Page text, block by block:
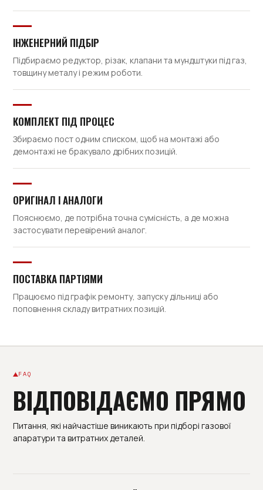
ІНЖЕНЕРНИЙ ПІДБІР
Підбираємо редуктор, різак, клапани та мундштуки під газ,
товщину металу і режим роботи.
КОМПЛЕКТ ПІД ПРОЦЕС
Збираємо пост одним списком, щоб на монтажі або
демонтажі не бракувало дрібних позицій.
ОРИГІНАЛ І АНАЛОГИ
Пояснюємо, де потрібна точна сумісність, а де можна
застосувати перевірений аналог.
ПОСТАВКА ПАРТІЯМИ
Працюємо під графік ремонту, запуску дільниці або
поповнення складу витратних позицій.
FAQ
ВІДПОВІДАЄМО ПРЯМО
Питання, які найчастіше виникають при підборі газової
апаратури та витратних деталей.